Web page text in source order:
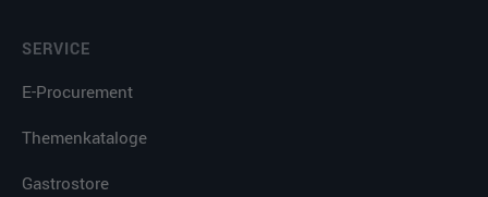
SERVICE
E-Procurement
Themenkataloge
Gastrostore